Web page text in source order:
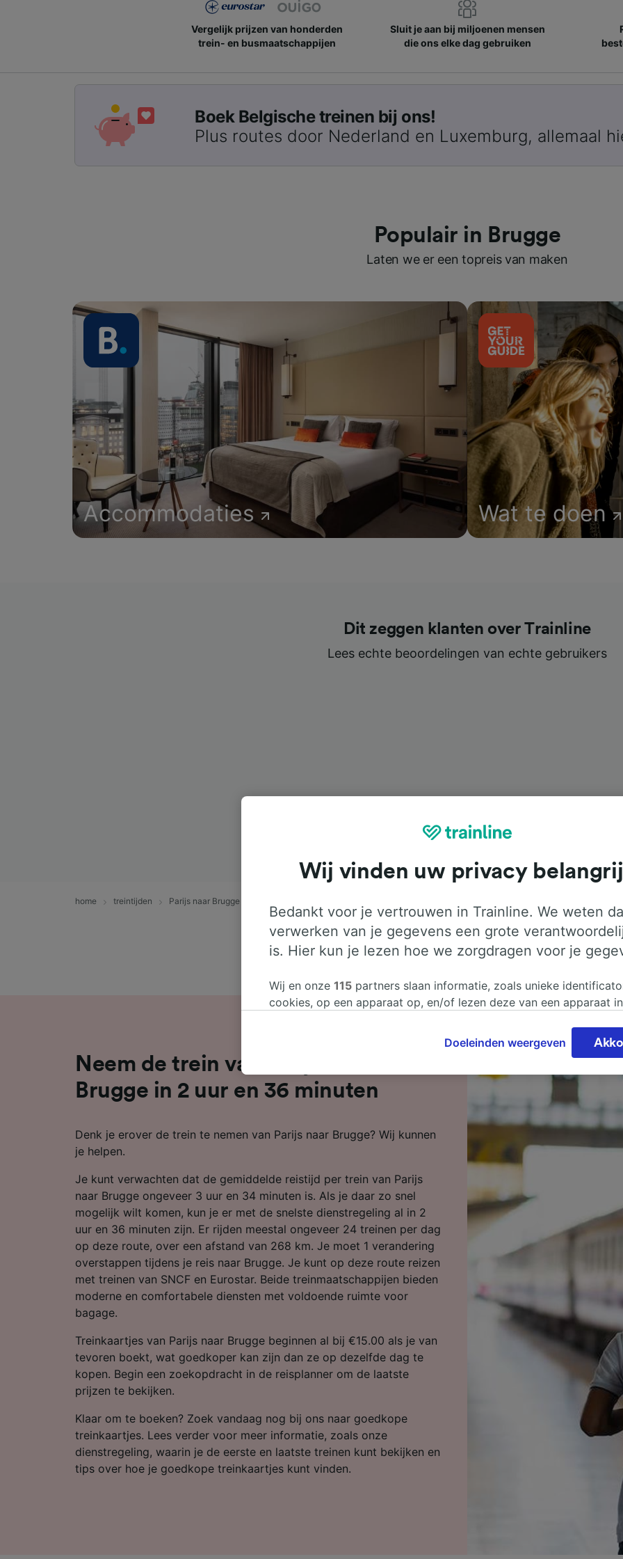
Vergelijk prijzen van honderden
trein- en busmaatschappijen
Sluit je aan bij miljoenen mensen
die ons elke dag gebruiken
Boek Belgische treinen bij ons!
Plus routes door Nederland en Luxemburg, allemaal
Populair in Brugge
Laten we er een topreis van maken
Accommodaties Wat te doen
Dit zeggen klanten over Trainline
Lees echte beoordelingen van echte gebruikers
home treintijden Parijs naar Brugge
Neem de trein van Parijs naar
Brugge in 2 uur en 36 minuten
Denk je erover de trein te nemen van Parijs naar Brugge? Wij kunnen
je helpen.
Je kunt verwachten dat de gemiddelde reistijd per trein van Parijs
naar Brugge ongeveer 3 uur en 34 minuten is. Als je daar zo snel
mogelijk wilt komen, kun je er met de snelste dienstregeling al in 2
uur en 36 minuten zijn. Er rijden meestal ongeveer 24 treinen per dag
op deze route, over een afstand van 268 km. Je moet 1 verandering
overstappen tijdens je reis naar Brugge. Je kunt op deze route reizen
met treinen van SNCF en Eurostar. Beide treinmaatschappijen bieden
moderne en comfortabele diensten met voldoende ruimte voor
bagage.
Treinkaartjes van Parijs naar Brugge beginnen al bij €15.00 als je van
tevoren boekt, wat goedkoper kan zijn dan ze op dezelfde dag te
kopen. Begin een zoekopdracht in de reisplanner om de laatste
prijzen te bekijken.
Klaar om te boeken? Zoek vandaag nog bij ons naar goedkope
treinkaartjes. Lees verder voor meer informatie, zoals onze
dienstregeling, waarin je de eerste en laatste treinen kunt bekijken en
tips over hoe je goedkope treinkaartjes kunt vinden.
Wij vinden uw privacy
Bedankt voor je vertrouwen in Trainline. We weten
verwerken van je gegevens een grote
is. Hier kun je lezen hoe we zorgdragen voor je
Wij en onze 115 partners slaan informatie, zoals unieke
cookies, op een apparaat op, en/of lezen deze van een apparaat
wijzigen door hieronder te klikken. Daaronder valt ook je recht om
bezwaar te maken in alle gevallen dat er voor de verwerking een
elk moment wijzigen op de pagina met onze privacyverklaring.
keuzes worden aan onze partners doorgegeven en hebben geen
op browsegegevens. Je gegevens worden niet gebruikt voor
je ons hebt gevraagd om je niet te volgen.
Wij en onze partners verwerken gegevens voor de volgende
Precieze geolocatiegegevens gebruiken. De apparaatkenmerken
scannen ter identificatie. Informatie op een apparaat opslaan en/of
openen. Gepersonaliseerde advertenties en content, advertentie-
contentmetingen, doelgroepenonderzoek en ontwikkeling van
Partnerlijst (derden)
Doeleinden weergeven